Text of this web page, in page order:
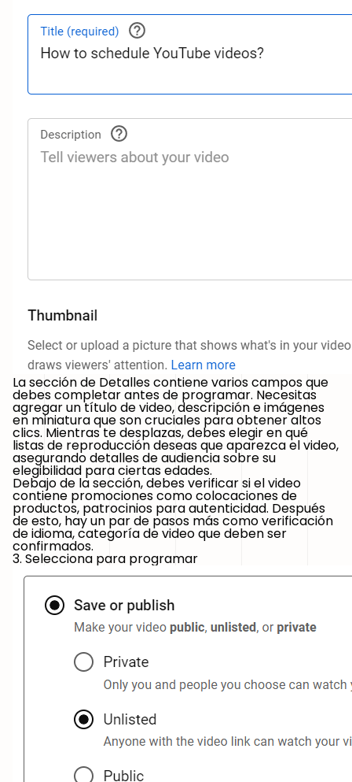
La sección de Detalles contiene varios campos que
debes completar antes de programar. Necesitas
agregar un título de video, descripción e imágenes
en miniatura que son cruciales para obtener altos
clics. Mientras te desplazas, debes elegir en qué
listas de reproducción deseas que aparezca el video,
asegurando detalles de audiencia sobre su
elegibilidad para ciertas edades.
Debajo de la sección, debes verificar si el video
contiene promociones como colocaciones de
productos, patrocinios para autenticidad. Después
de esto, hay un par de pasos más como verificación
de idioma, categoría de video que deben ser
confirmados.
3. Selecciona para programar